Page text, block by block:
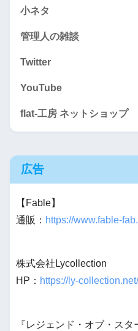
小ネタ
管理人の雑談
Twitter
YouTube
flat-工房 ネットショップ
広告
【Fable】
通販： https://www.fable-
株式会社Lycollection
HP： https://ly-
『レジェンド・オブ・スタ